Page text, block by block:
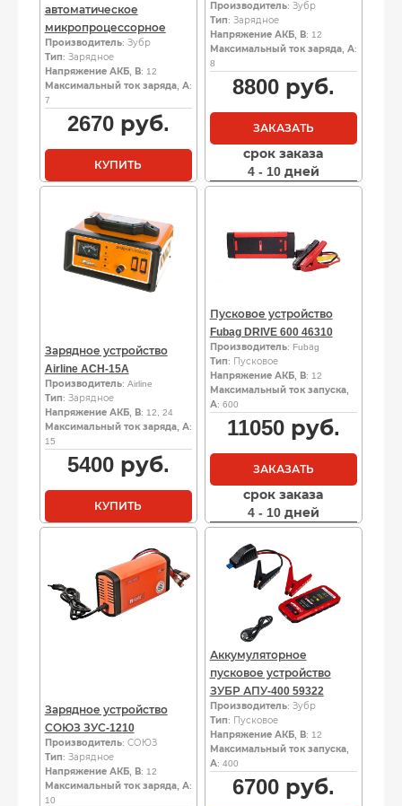
автоматическое
микропроцессорное
Производитель: Зубр
Тип: Зарядное
Напряжение АКБ, В: 12
Максимальный ток заряда, А:
7
2670руб.
КУПИТЬ
Производитель: Зубр
Тип: Зарядное
Напряжение АКБ, В: 12
Максимальный ток заряда, А:
8
8800руб.
ЗАКАЗАТЬ
срок заказа
4 - 10 дней
Зарядное устройство
Airline ACH-15A
Производитель: Airline
Тип: Зарядное
Напряжение АКБ, В: 12, 24
Максимальный ток заряда, А:
15
5400руб.
КУПИТЬ
Пусковое устройство
Fubag DRIVE 600 46310
Производитель: Fubаg
Тип: Пусковое
Напряжение АКБ, В: 12
Максимальный ток запуска,
А: 600
11050руб.
ЗАКАЗАТЬ
срок заказа
4 - 10 дней
Зарядное устройство
СОЮЗ ЗУС-1210
Производитель: СОЮЗ
Тип: Зарядное
Напряжение АКБ, В: 12
Максимальный ток заряда, А:
10
Аккумуляторное
пусковое устройство
ЗУБР АПУ-400 59322
Производитель: Зубр
Тип: Пусковое
Напряжение АКБ, В: 12
Максимальный ток запуска,
А: 400
6700руб.